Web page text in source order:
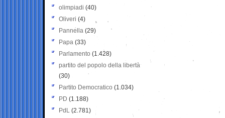
olimpiadi (40)
Oliveri (4)
Pannella (29)
Papa (33)
Parlamento (1.428)
partito del popolo della libertà
(30)
Partito Democratico (1.034)
PD (1.188)
PdL (2.781)